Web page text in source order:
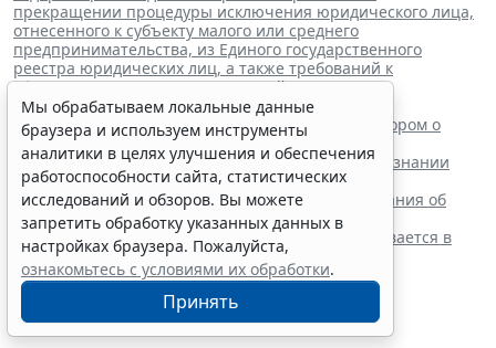
прекращении процедуры исключения юридического лица,
отнесенного к субъекту малого или среднего
предпринимательства, из Единого государственного
реестра юридических лиц, а также требований к
оформлению указанных заявлений"
Читайте также:
ВС РФ поддержал заявителя в споре с регистратором о
внесении записи в ЕГРЮЛ
Суд обязал заключить трудовой договор при признании
отказа в приеме незаконным
Резидентам РФ указали на нюансы информирования об
открытии счетов за границей
Обеспечительный платеж в рамках СПОТ учитывается в
расходах по УСН
Мы обрабатываем локальные данные
браузера и используем инструменты
аналитики в целях улучшения и обеспечения
работоспособности сайта, статистических
исследований и обзоров. Вы можете
запретить обработку указанных данных в
настройках браузера. Пожалуйста,
ознакомьтесь с условиями их обработки.
Принять